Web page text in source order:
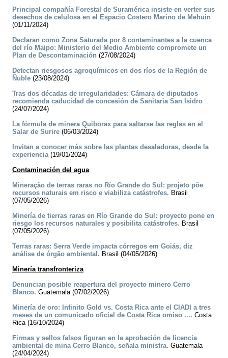
Principal compañía Forestal de Suramérica insiste en verter sus
desechos de celulosa en el Espacio Costero Marino de Mehuin
(01/11/2024)
Declaran como Zona Saturada por 8 contaminantes a la cuenca
del río Maipo: Ministerio del Medio Ambiente compromete un
Plan de Descontaminación (27/08/2024)
Detectan riesgosos agroquímicos en dos ríos de la Región de
Ñuble (23/08/2024)
Tras dos décadas de irregularidades: Cámara de diputados
recomienda caducidad de concesión de Sanitaria San Isidro
(24/07/2024)
La fórmula de minera Quiborax para saltarse las reglas en el
Salar de Surire (06/03/2024)
Invitan a conocer más sobre las plantas desaladoras, desde la
experiencia(19/01/2024)
Contaminación del agua
Mineração de terras raras no Río Grande do Sul: projeto põe
recursos naturais em risco e viabiliza catástrofes. Brasil
(07/05/2026)
Minería de tierras raras en Río Grande do Sul: proyecto pone en
riesgo los recursos naturales y posibilita catástrofes. Brasil
(07/05/2026)
Terras raras: Serra Verde impacta córregos em Goiás, diz
análise de órgão ambiental. Brasil (04/05/2026)
Minería transfronteriza
Denuncian posible reapertura del proyecto minero Cerro
Blanco. Guatemala (07/02/2026)
Minería de oro: Infinito Gold vs. Costa Rica ante el CIADI a tres
meses de un comunicado oficial de Costa Rica omiso .... Costa
Rica (16/10/2024)
Firmas y sellos falsos figuran en la aprobación de licencia
ambiental de mina Cerro Blanco, señala ministra. Guatemala
(24/04/2024)